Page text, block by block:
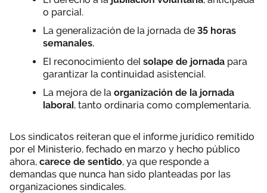
o parcial.
La generalización de la jornada de 35 horas
semanales.
El reconocimiento del solape de jornada para
garantizar la continuidad asistencial.
La mejora de la organización de la jornada
laboral, tanto ordinaria como complementaria.
Los sindicatos reiteran que el informe jurídico remitido
por el Ministerio, fechado en marzo y hecho público
ahora, carece de sentido, ya que responde a
demandas que nunca han sido planteadas por las
organizaciones sindicales.